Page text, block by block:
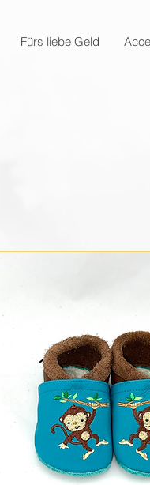
Fürs liebe Geld